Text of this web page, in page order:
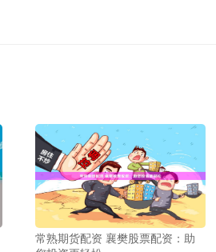
常熟期货配资 襄樊股票配资：助